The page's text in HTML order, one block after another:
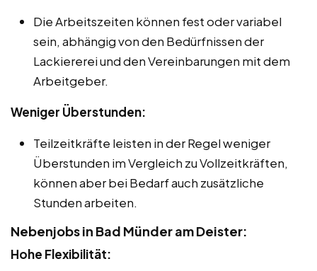
Die Arbeitszeiten können fest oder variabel
sein, abhängig von den Bedürfnissen der
Lackiererei und den Vereinbarungen mit dem
Arbeitgeber.
Weniger Überstunden:
Teilzeitkräfte leisten in der Regel weniger
Überstunden im Vergleich zu Vollzeitkräften,
können aber bei Bedarf auch zusätzliche
Stunden arbeiten.
Nebenjobs in Bad Münder am Deister:
Hohe Flexibilität: